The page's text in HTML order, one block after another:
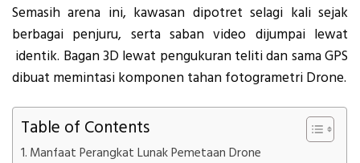
Semasih arena ini, kawasan dipotret selagi kali sejak
berbagai penjuru, serta saban video dijumpai lewat
identik. Bagan 3D lewat pengukuran teliti dan sama GPS
dibuat memintasi komponen tahan fotogrametri Drone.
Table of Contents
Manfaat Perangkat Lunak Pemetaan Drone